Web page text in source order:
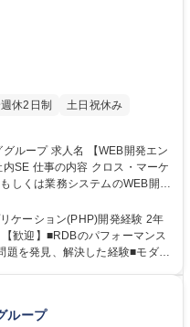
休2日制 土日祝休み
開発エン
マーケ
しくは業務システムのWEB開発
の作業効率を向上させるための
QA・リリース含む) ■カスタマ
せの調査 ■オンコール対応を含
ケーション(PHP)開発経験 2年
題を発見、解決した経験■モダン
験■ソフトウェアアーキテクチ
ナ技術の知識または利用経験
ループ